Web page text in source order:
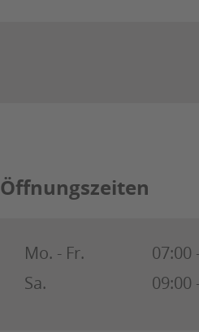
Öffnungszeiten
Mo. - Fr.
07:00
Sa.
09:00